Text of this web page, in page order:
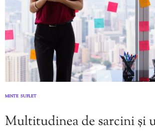
MINTE SUFLET
Multitudinea de sarcini și